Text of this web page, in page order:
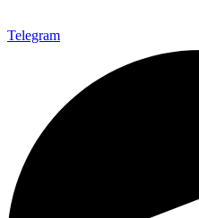
Telegram